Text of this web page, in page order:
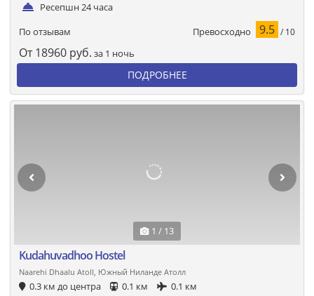
Ресепшн 24 часа
По отзывам Превосходно 9.5 / 10
От 18960 руб. за 1 ночь
ПОДРОБНЕЕ
1 / 13
Kudahuvadhoo Hostel
Naarehi Dhaalu Atoll, Южный Ниланде Атолл
0.3 км до центра 0.1 км
0.1 км